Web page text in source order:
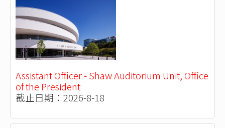
Assistant Officer - Shaw Auditorium Unit, Office
of the President
截止日期：2026-8-18